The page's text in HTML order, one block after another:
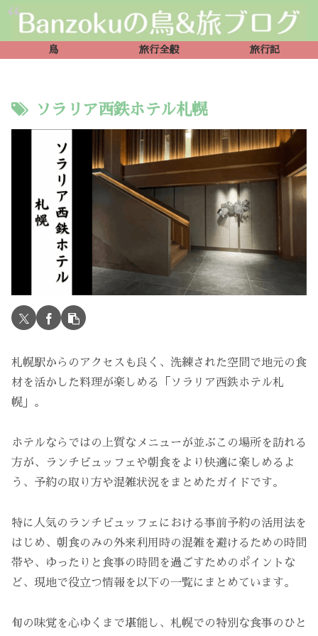
鳥 旅行全般 旅行記
ソラリア西鉄ホテル札幌
札幌駅からのアクセスも良く、洗練された空間で地元の食
材を活かした料理が楽しめる「ソラリア西鉄ホテル札
幌」。
ホテルならではの上質なメニューが並ぶこの場所を訪れる
方が、ランチビュッフェや朝食をより快適に楽しめるよ
う、予約の取り方や混雑状況をまとめたガイドです。
特に人気のランチビュッフェにおける事前予約の活用法を
はじめ、朝食のみの外来利用時の混雑を避けるための時間
帯や、ゆったりと食事の時間を過ごすためのポイントな
ど、現地で役立つ情報を以下の一覧にまとめています。
旬の味覚を心ゆくまで堪能し、札幌での特別な食事のひと